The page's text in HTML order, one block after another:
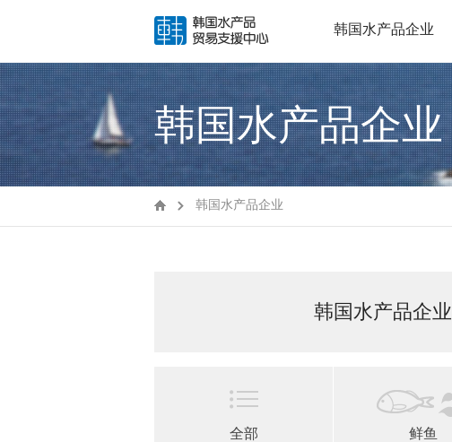
韩国水产品企业
韩国水产品企业
韩国水产品企业
韩国水产品企业
全部 鲜鱼